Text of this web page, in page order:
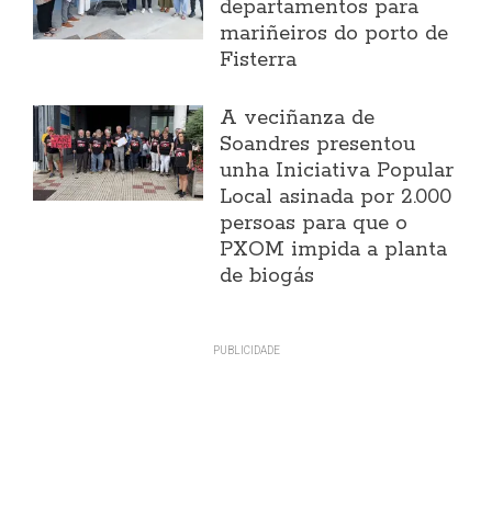
departamentos para
mariñeiros do porto de
Fisterra
A veciñanza de
Soandres presentou
unha Iniciativa Popular
Local asinada por 2.000
persoas para que o
PXOM impida a planta
de biogás